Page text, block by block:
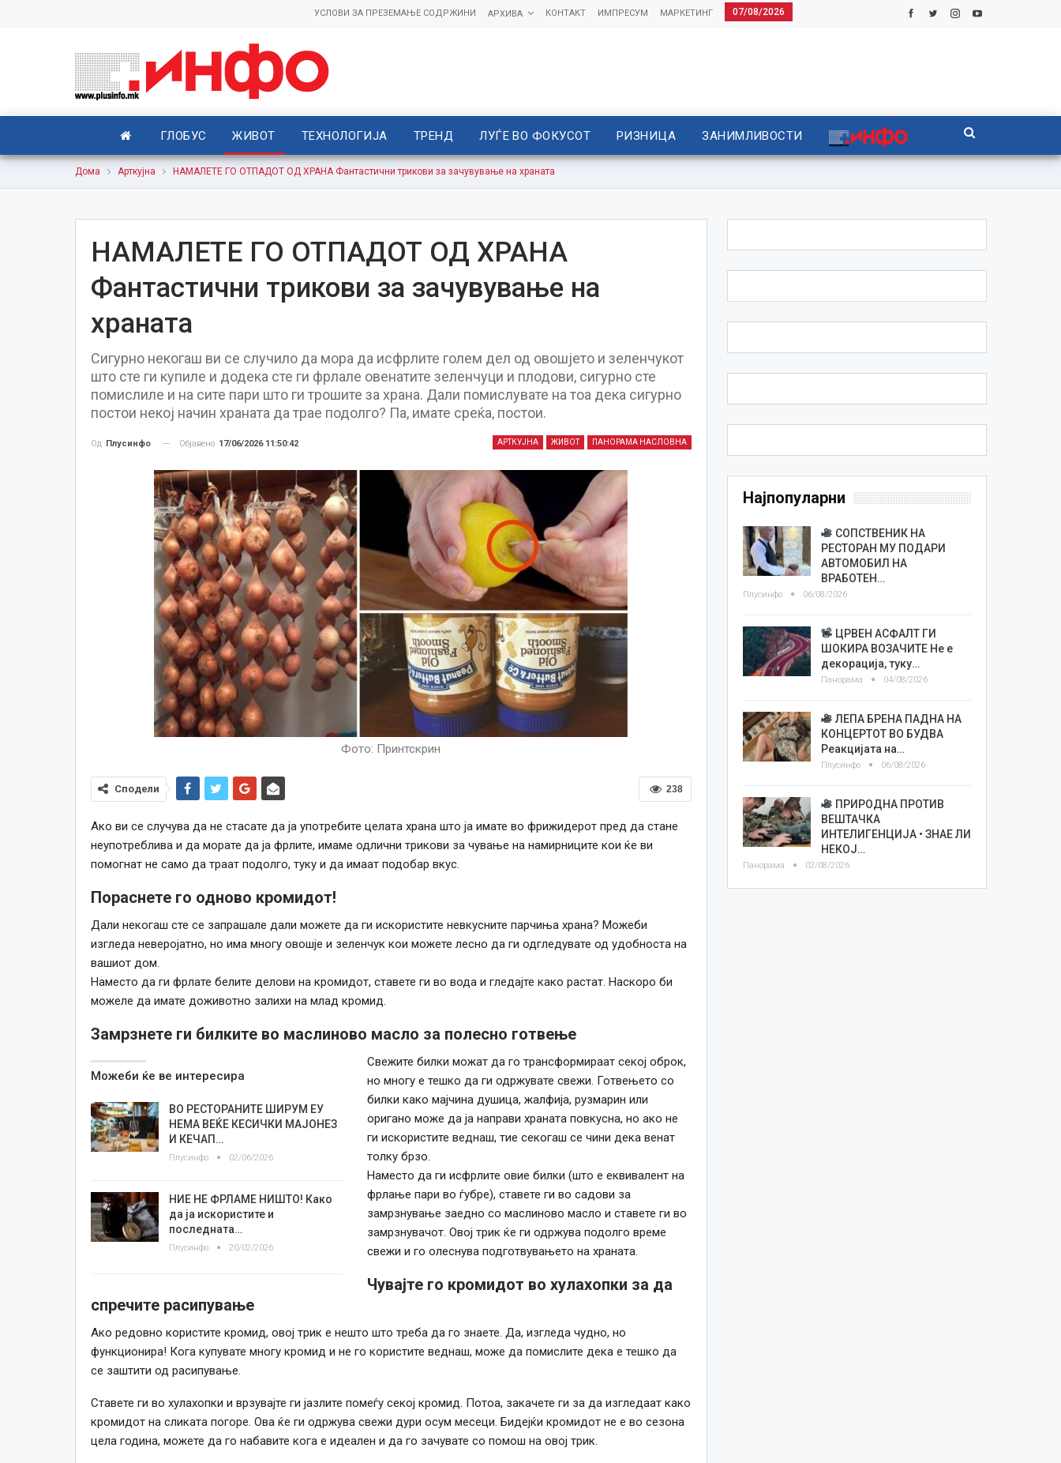
07/08/2026
МАРКЕТИНГ
ИМПРЕСУМ
КОНТАКТ
АРХИВА
УСЛОВИ ЗА ПРЕЗЕМАЊЕ СОДРЖИНИ
ГЛОБУС ЖИВОТ ТЕХНОЛОГИЈА ТРЕНД ЛУЃЕ ВО ФОКУСОТ РИЗНИЦА ЗАНИМЛИВОСТИ
Дома Арткујна НАМАЛЕТЕ ГО ОТПАДОТ ОД ХРАНА Фантастични трикови за зачувување на храната
НАМАЛЕТЕ ГО ОТПАДОТ ОД ХРАНА
Фантастични трикови за зачувување на
храната
Сигурно некогаш ви се случило да мора да исфрлите голем дел од овошјето и зеленчукот
што сте ги купиле и додека сте ги фрлале овенатите зеленчуци и плодови, сигурно сте
помислиле и на сите пари што ги трошите за храна. Дали помислувате на тоа дека сигурно
постои некој начин храната да трае подолго? Па, имате среќа, постои.
АРТКУЈНА ЖИВОТ ПАНОРАМА НАСЛОВНА
Од Плусинфо Објавено 17/06/2026 11:50:42
Фото: Принтскрин
238
Сподели
Ако ви се случува да не стасате да ја употребите целата храна што ја имате во фрижидерот пред да стане
неупотреблива и да морате да ја фрлите, имаме одлични трикови за чување на намирниците кои ќе ви
помогнат не само да траат подолго, туку и да имаат подобар вкус.
Пораснете го одново кромидот!
Дали некогаш сте се запрашале дали можете да ги искористите невкусните парчиња храна? Можеби
изгледа неверојатно, но има многу овошје и зеленчук кои можете лесно да ги одгледувате од удобноста на
вашиот дом.
Наместо да ги фрлате белите делови на кромидот, ставете ги во вода и гледајте како растат. Наскоро би
можеле да имате доживотно залихи на млад кромид.
Замрзнете ги билките во маслиново масло за полесно готвење
Можеби ќе ве интересира
ВО РЕСТОРАНИТЕ ШИРУМ ЕУ
НЕМА ВЕЌЕ КЕСИЧКИ МАЈОНЕЗ
И КЕЧАП…
Плусинфо 02/06/2026
НИЕ НЕ ФРЛАМЕ НИШТО! Како
да ја искористите и
последната…
Плусинфо 20/02/2026
Свежите билки можат да го трансформираат секој оброк,
но многу е тешко да ги одржувате свежи. Готвењето со
билки како мајчина душица, жалфија, рузмарин или
оригано може да ја направи храната повкусна, но ако не
ги искористите веднаш, тие секогаш се чини дека венат
толку брзо.
Наместо да ги исфрлите овие билки (што е еквивалент на
фрлање пари во ѓубре), ставете ги во садови за
замрзнување заедно со маслиново масло и ставете ги во
замрзнувачот. Овој трик ќе ги одржува подолго време
свежи и го олеснува подготвувањето на храната.
Чувајте го кромидот во хулахопки за да
спречите расипување
Ако редовно користите кромид, овој трик е нешто што треба да го знаете. Да, изгледа чудно, но
функционира! Кога купувате многу кромид и не го користите веднаш, може да помислите дека е тешко да
се заштити од расипување.
Ставете ги во хулахопки и врзувајте ги јазлите помеѓу секој кромид. Потоа, закачете ги за да изгледаат како
кромидот на сликата погоре. Ова ќе ги одржува свежи дури осум месеци. Бидејќи кромидот не е во сезона
цела година, можете да го набавите кога е идеален и да го зачувате со помош на овој трик.
Најпопуларни
СОПСТВЕНИК НА
РЕСТОРАН МУ ПОДАРИ
АВТОМОБИЛ НА
ВРАБОТЕН…
Плусинфо 06/08/2026
ЦРВЕН АСФАЛТ ГИ
ШОКИРА ВОЗАЧИТЕ Не е
декорација, туку…
Панорама 04/08/2026
ЛЕПА БРЕНА ПАДНА НА
КОНЦЕРТОТ ВО БУДВА
Реакцијата на…
Плусинфо 06/08/2026
ПРИРОДНА ПРОТИВ
ВЕШТАЧКА
ИНТЕЛИГЕНЦИЈА • ЗНАЕ ЛИ
НЕКОЈ…
Панорама 02/08/2026